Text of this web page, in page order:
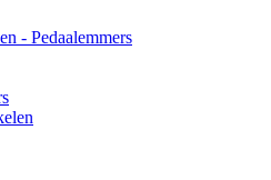
- Pedaalemmers